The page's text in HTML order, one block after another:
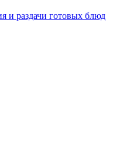
и раздачи готовых блюд